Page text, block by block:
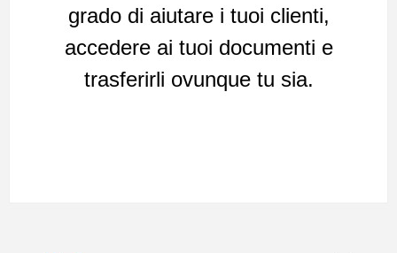
grado di aiutare i tuoi clienti,
accedere ai tuoi documenti e
trasferirli ovunque tu sia.